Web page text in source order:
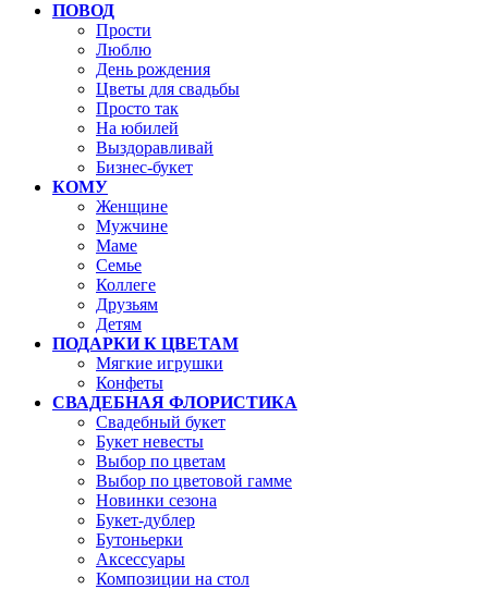
ПОВОД
Прости
Люблю
День рождения
Цветы для свадьбы
Просто так
На юбилей
Выздоравливай
Бизнес-букет
КОМУ
Женщине
Мужчине
Маме
Семье
Коллеге
Друзьям
Детям
ПОДАРКИ К ЦВЕТАМ
Мягкие игрушки
Конфеты
СВАДЕБНАЯ ФЛОРИСТИКА
Свадебный букет
Букет невесты
Выбор по цветам
Выбор по цветовой гамме
Новинки сезона
Букет-дублер
Бутоньерки
Аксессуары
Композиции на стол